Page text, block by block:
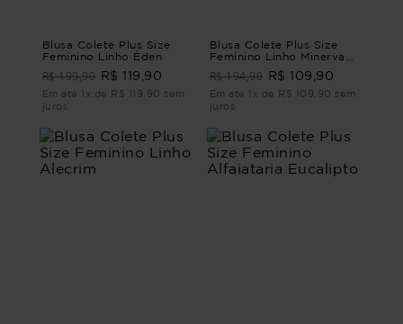
Blusa Colete Plus Size
Feminino Linho Éden
R$ 199,90 R$ 119,90
Em até 1x de R$ 119,90 sem
juros
Blusa Colete Plus Size
Feminino Linho Minerva
BLUSA COLETE LINHO
MINERVA Roxo G3 - 52
R$ 194,90 R$ 109,90
Em até 1x de R$ 109,90 sem
juros